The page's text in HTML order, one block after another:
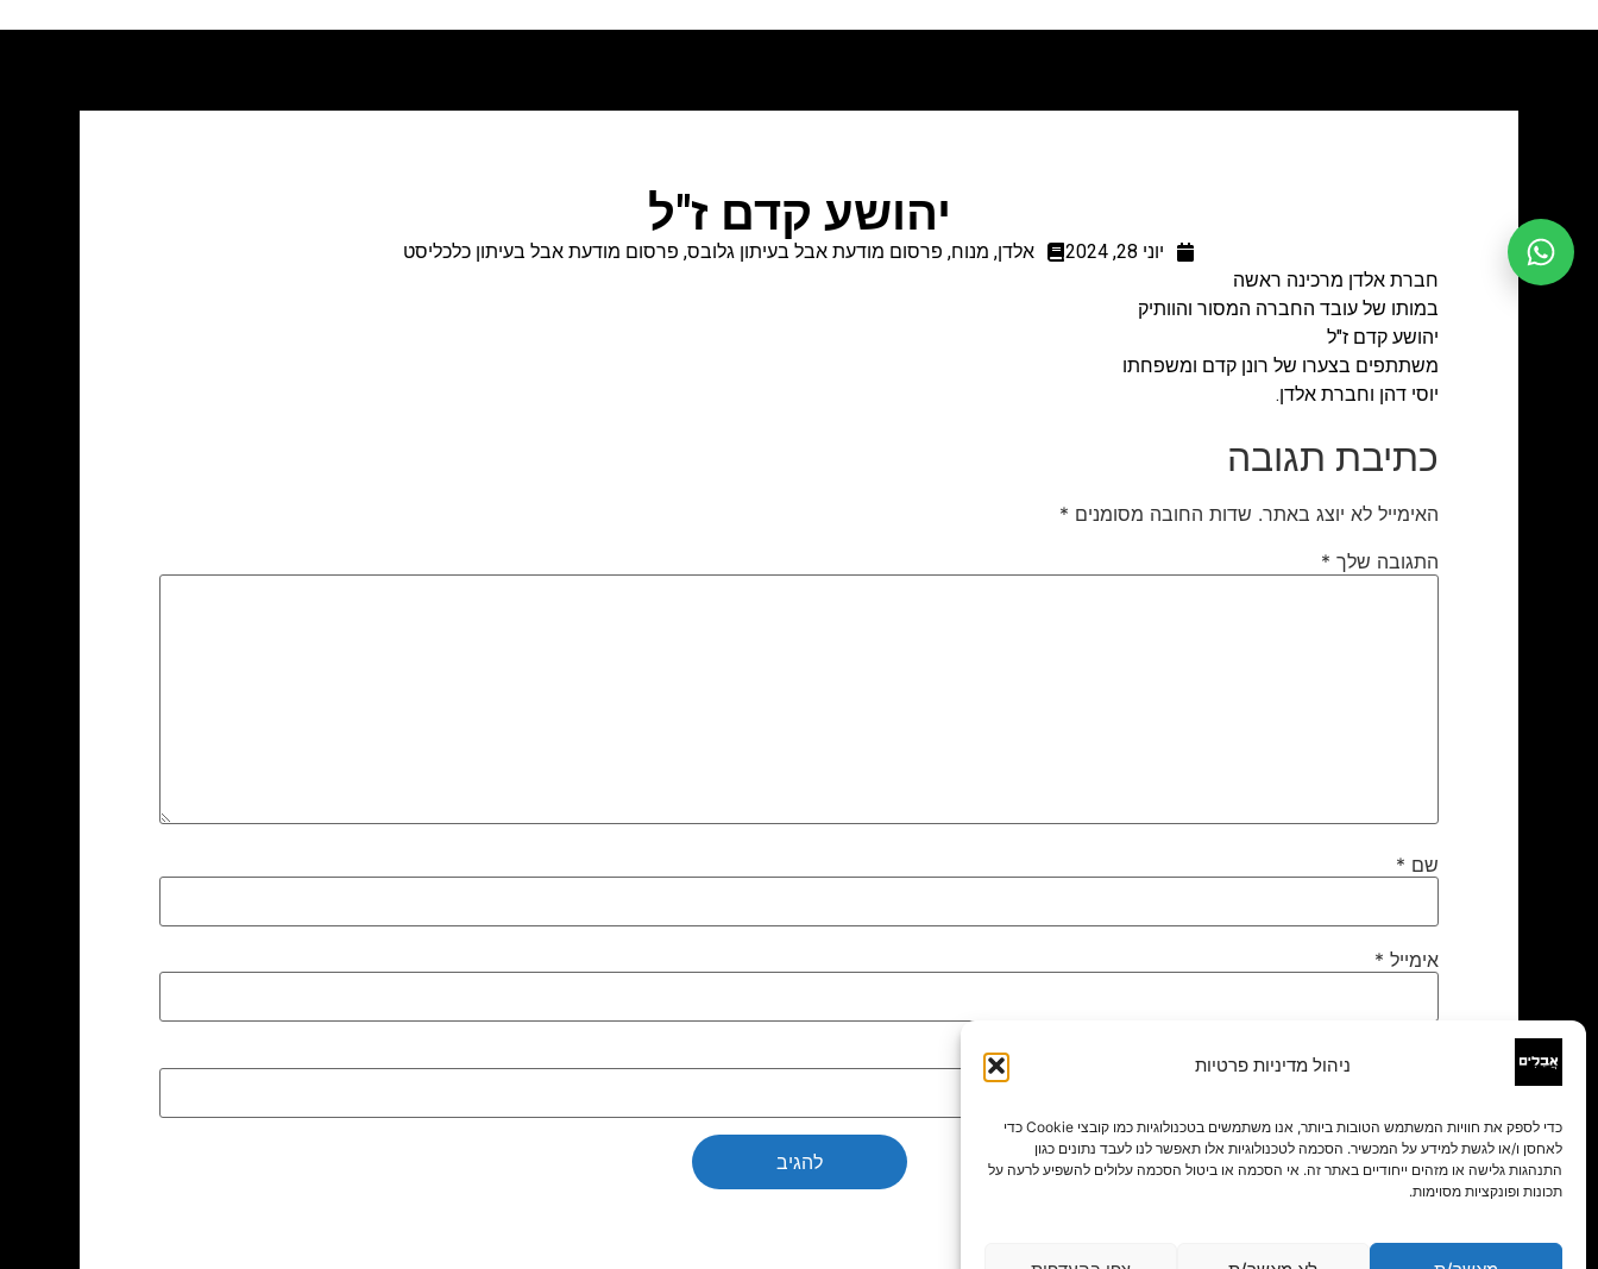
ניהול מדיניות פרטיות
כדי לספק את חוויות המשתמש הטובות ביותר, אנו משתמשים בטכנולוגיות כמו קובצי Cookie כדי
לאחסן ו/או לגשת למידע על המכשיר. הסכמה לטכנולוגיות אלו תאפשר לנו לעבד נתונים כגון
התנהגות גלישה או מזהים ייחודיים באתר זה. אי הסכמה או ביטול הסכמה עלולים להשפיע לרעה על
תכונות ופונקציות מסוימות.
יהושע קדם ז"ל
יוני 28, 2024 אלדן, מנוח, פרסום מודעת אבל בעיתון גלובס, פרסום מודעת אבל בעיתון כלכליסט
חברת אלדן מרכינה ראשה
במותו של עובד החברה המסור והוותיק
יהושע קדם ז"ל
משתתפים בצערו של רונן קדם ומשפחתו
יוסי דהן וחברת אלדן.
כתיבת תגובה
האימייל לא יוצג באתר. שדות החובה מסומנים *
התגובה שלך *
שם *
אימייל *